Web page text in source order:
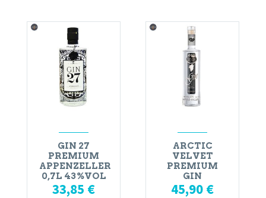
GIN 27
PREMIUM
APPENZELLER
0,7L 43%VOL
33,85 €
ARCTIC
VELVET
PREMIUM
GIN
45,90 €